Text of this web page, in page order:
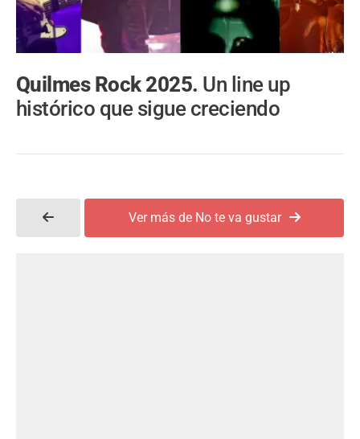
Quilmes Rock 2025. Un line up
histórico que sigue creciendo
Ver más de No te va gustar